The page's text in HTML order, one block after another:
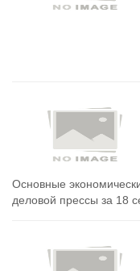
Основные
деловой прессы за 18